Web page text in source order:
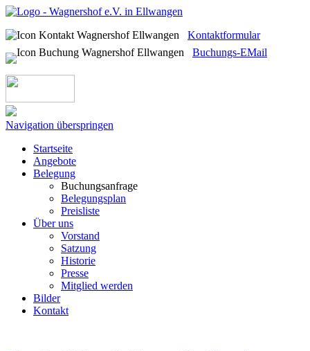
Kontaktformular
Buchungs-EMail
Navigation überspringen
Startseite
Angebote
Belegung
Buchungsanfrage
Belegungsplan
Preisliste
Über uns
Vorstand
Satzung
Historie
Presse
Mitglied werden
Bilder
Kontakt